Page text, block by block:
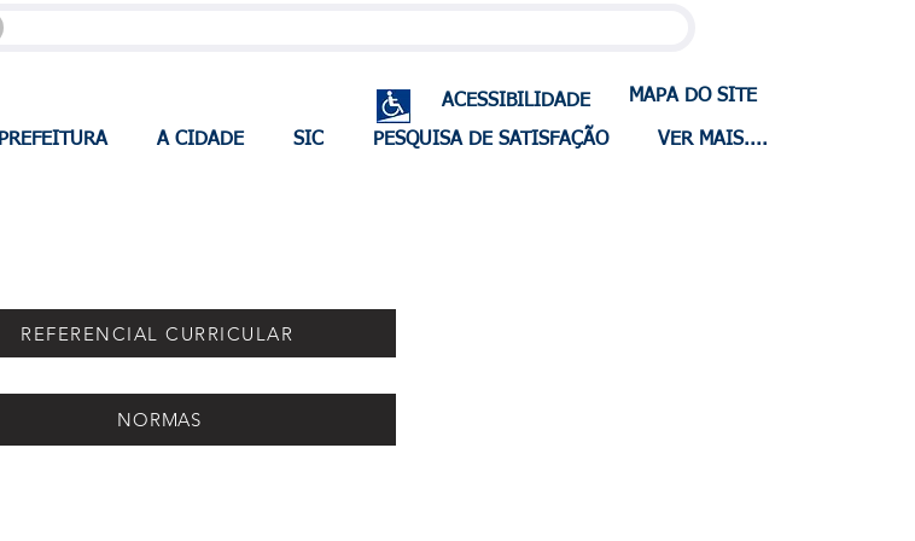
ACESSIBILIDADE MAPA DO SITE
PREFEITURA A CIDADE SIC PESQUISA DE SATISFAÇÃO VER MAIS....
REFERENCIAL CURRICULAR
NORMAS